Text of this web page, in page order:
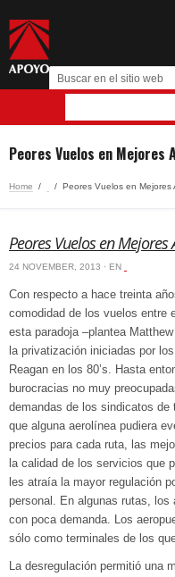
Peores Vuelos en Mejores
Home / / Peores Vuelos en Mejores
Peores Vuelos en Mejores
24 NOVEMBER, 2013 · EN
Con respecto a hace treinta
comodidad de los vuelos entre
esta paradoja –plantea
la privatización iniciadas por
Reagan en los 80’s. Hasta
burocracias no muy
demandas de los sindicatos de
que alguna aerolínea pudiera
precios para cada ruta, las
la calidad de los servicios que
les atraía la mayor regulación
personal. En algunas rutas,
con poca demanda. Los
sólo como terminales de los
La desregulación permitió una